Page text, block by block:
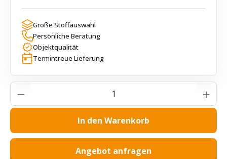
Große Stoffauswahl
Persönliche Beratung
Objektqualität
Termintreue Lieferung
Produkt Anzahl: Gib den gewünschten
In den Warenkorb
Angebot anfragen